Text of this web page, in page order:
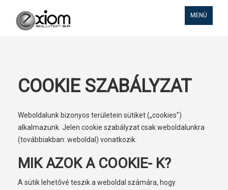
TOGGLE
NAVIGATION
MENÜ
COOKIE SZABÁLYZAT
Weboldalunk bizonyos területein sütiket („cookies”)
alkalmazunk. Jelen cookie szabályzat csak weboldalunkra
(továbbiakban: weboldal) vonatkozik.
MIK AZOK A COOKIE- K?
A sütik lehetővé teszik a weboldal számára, hogy